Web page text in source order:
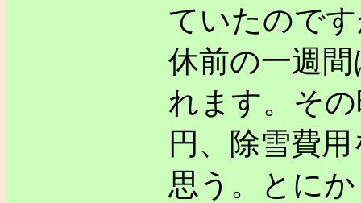
ていたので
休前の一週
れます。そ
円、除雪費
思う。とに